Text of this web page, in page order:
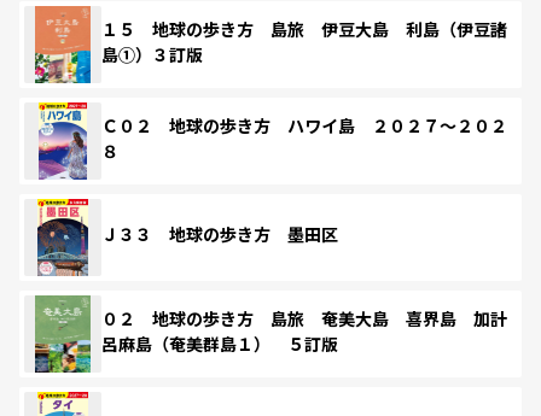
１５ 地球の歩き方 島旅 伊豆大島 利島（伊豆諸
島①）３訂版
Ｃ０２ 地球の歩き方 ハワイ島 ２０２７～２０２
８
Ｊ３３ 地球の歩き方 墨田区
０２ 地球の歩き方 島旅 奄美大島 喜界島 加計
呂麻島（奄美群島１） ５訂版